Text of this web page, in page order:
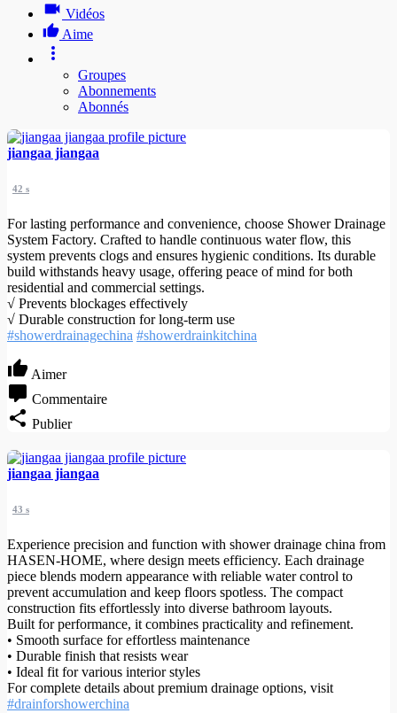
Vidéos
Aime
Groupes
Abonnements
Abonnés
jiangaa jiangaa
42 s
For lasting performance and convenience, choose Shower Drainage
System Factory. Crafted to handle continuous water flow, this
system prevents clogs and ensures hygienic conditions. Its durable
build withstands heavy usage, offering peace of mind for both
residential and commercial settings.
√ Prevents blockages effectively
√ Durable construction for long-term use
#showerdrainagechina #showerdrainkitchina
Aimer
Commentaire
Publier
jiangaa jiangaa
43 s
Experience precision and function with shower drainage china from
HASEN-HOME, where design meets efficiency. Each drainage
piece blends modern appearance with reliable water control to
prevent accumulation and keep floors spotless. The compact
construction fits effortlessly into diverse bathroom layouts.
Built for performance, it combines practicality and refinement.
• Smooth surface for effortless maintenance
• Durable finish that resists wear
• Ideal fit for various interior styles
For complete details about premium drainage options, visit
#drainforshowerchina